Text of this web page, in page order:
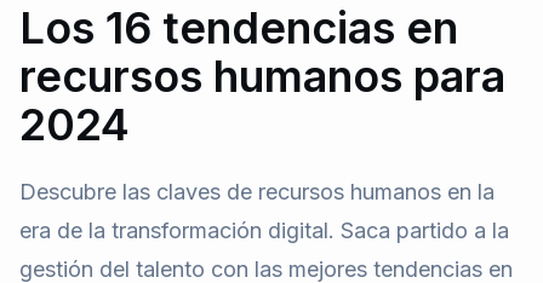
Los 16 tendencias en
recursos humanos para
2024
Descubre las claves de recursos humanos en la
era de la transformación digital. Saca partido a la
gestión del talento con las mejores tendencias en